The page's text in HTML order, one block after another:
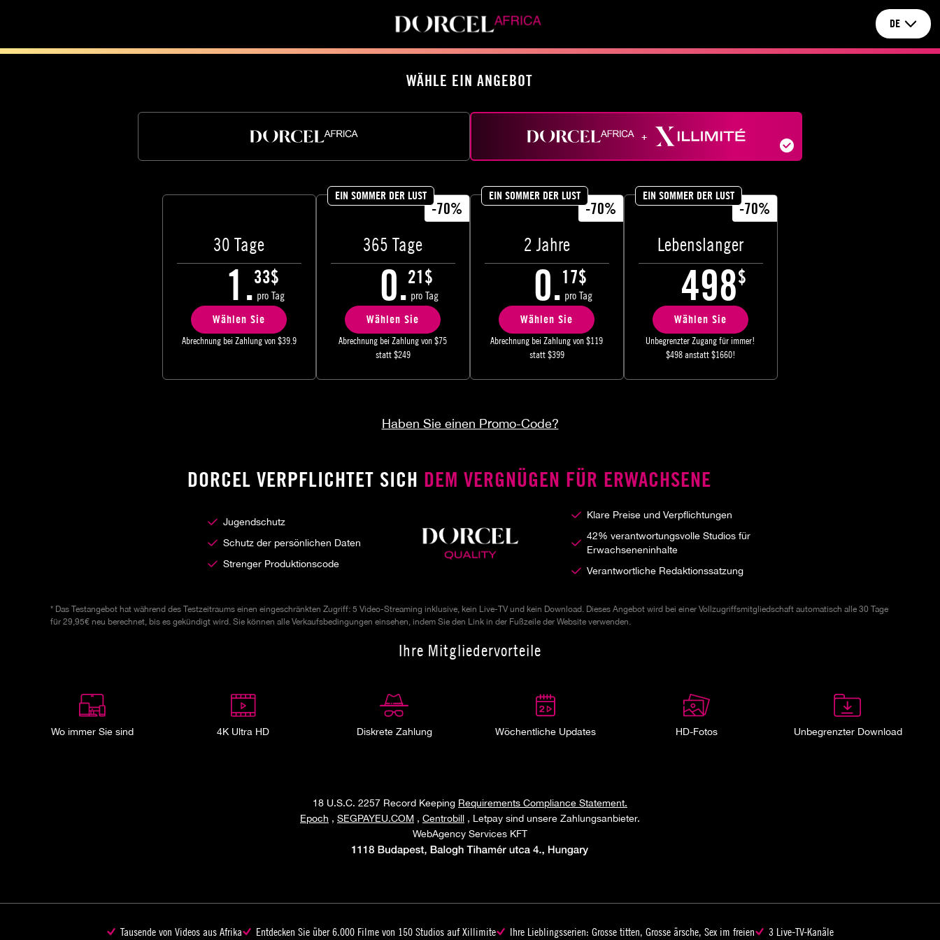
DE
WÄHLE EIN ANGEBOT
+
30 Tage
1.33$
pro Tag
Wählen Sie
Abrechnung bei Zahlung von$39.9
EIN SOMMER DER LUST
-70%
365 Tage
0.21$
pro Tag
Wählen Sie
Abrechnung bei Zahlung von$75
statt$249
EIN SOMMER DER LUST
-70%
2 Jahre
0.17$
pro Tag
Wählen Sie
Abrechnung bei Zahlung von$119
statt$399
EIN SOMMER DER LUST
-70%
Lebenslanger
498$
Wählen Sie
Unbegrenzter Zugang für immer!
$498anstatt$1660!
Haben Sie einen Promo-Code?
DORCEL VERPFLICHTET SICH DEM VERGNÜGEN FÜR ERWACHSENE
Jugendschutz
Schutz der persönlichen Daten
Strenger Produktionscode
Klare Preise und Verpflichtungen
42% verantwortungsvolle Studios für
Erwachseneninhalte
Verantwortliche Redaktionssatzung
* Das Testangebot hat während des Testzeitraums einen eingeschränkten Zugriff: 5 Video-Streaming inklusive, kein Live-TV und kein Download. Dieses Angebot wird bei einer Vollzugriffsmitgliedschaft automatisch alle 30 Tage
für 29,95€ neu berechnet, bis es gekündigt wird. Sie können alle Verkaufsbedingungen einsehen, indem Sie den Link in der Fußzeile der Website verwenden.
Tausende von Videos aus Afrika Entdecken Sie über 6.000 Filme von 150 Studios auf Xillimite Ihre Lieblingsserien: Grosse titten, Grosse ärsche, Sex im freien 3 Live-TV-Kanäle
Ihre Mitgliedervorteile
Wo immer Sie sind 4K Ultra HD Diskrete Zahlung Wöchentliche Updates HD-Fotos Unbegrenzter Download
18 U.S.C. 2257 Record Keeping Requirements Compliance Statement.
Epoch , SEGPAYEU.COM , Centrobill , Letpay sind unsere Zahlungsanbieter.
WebAgency Services KFT